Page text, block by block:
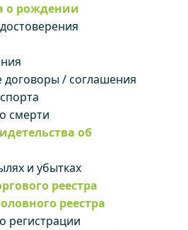
о рождении
/ соглашения
смерти
об
и убытках
реестра
реестра
регистрации